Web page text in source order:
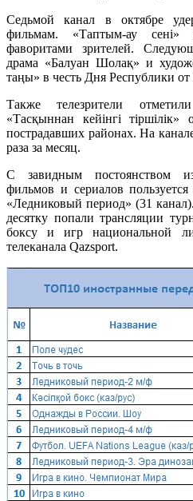
Седьмой канал в октябре
фильмам. «Таптым-ау
фаворитами зрителей.
драма «Балуан Шолақ» и
таңы» в честь Дня Республики от
Также телезрители
«Тасқыннан кейінгі
пострадавших районах. На
раза за месяц.
С завидным постоянством
фильмов и сериалов
«Ледниковый период» (31
десятку попали трансляции
боксу и игр национальной
телеканала Qazsport.